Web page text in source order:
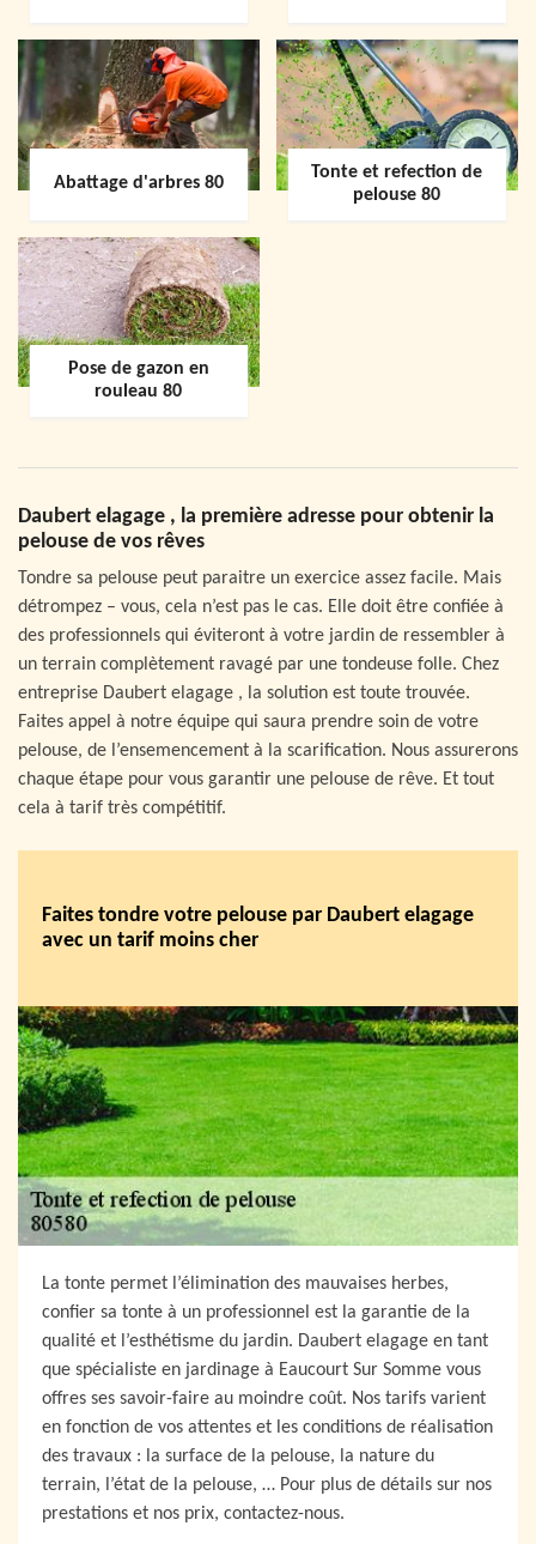
Abattage d'arbres 80
Tonte et refection de
pelouse 80
Pose de gazon en
rouleau 80
Daubert elagage , la première adresse pour obtenir la
pelouse de vos rêves
Tondre sa pelouse peut paraitre un exercice assez facile. Mais
détrompez – vous, cela n’est pas le cas. Elle doit être confiée à
des professionnels qui éviteront à votre jardin de ressembler à
un terrain complètement ravagé par une tondeuse folle. Chez
entreprise Daubert elagage , la solution est toute trouvée.
Faites appel à notre équipe qui saura prendre soin de votre
pelouse, de l’ensemencement à la scarification. Nous assurerons
chaque étape pour vous garantir une pelouse de rêve. Et tout
cela à tarif très compétitif.
Faites tondre votre pelouse par Daubert elagage
avec un tarif moins cher
La tonte permet l’élimination des mauvaises herbes,
confier sa tonte à un professionnel est la garantie de la
qualité et l’esthétisme du jardin. Daubert elagage en tant
que spécialiste en jardinage à Eaucourt Sur Somme vous
offres ses savoir-faire au moindre coût. Nos tarifs varient
en fonction de vos attentes et les conditions de réalisation
des travaux : la surface de la pelouse, la nature du
terrain, l’état de la pelouse, … Pour plus de détails sur nos
prestations et nos prix, contactez-nous.